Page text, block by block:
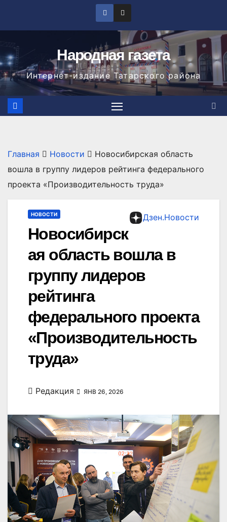
Народная газета
Интернет-издание Татарского района
Главная Новости
Новосибирская область
вошла в группу лидеров рейтинга федерального
проекта «Производительность труда»
Дзен.Новости
НОВОСТИ
Новосибирск
ая область вошла в
группу лидеров
рейтинга
федерального проекта
«Производительность
труда»
Редакция ЯНВ 26, 2026